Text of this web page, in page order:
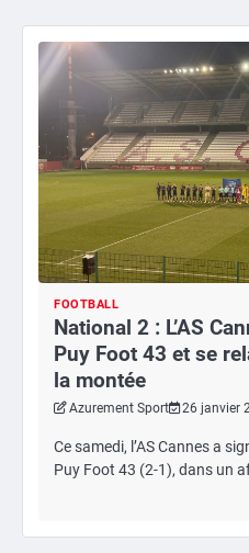
FOOTBALL
National 2 : L’AS
Puy Foot 43 et se
la montée
Azurement Sport 26 janvier
Ce samedi, l’AS Cannes a
Puy Foot 43 (2-1), dans un